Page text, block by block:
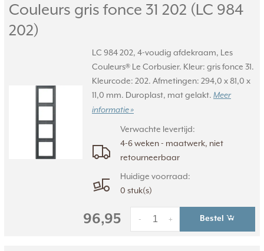
Couleurs gris fonce 31 202 (LC 984
202)
LC 984 202, 4-voudig afdekraam, Les
Couleurs® Le Corbusier. Kleur: gris fonce 31.
Kleurcode: 202. Afmetingen: 294,0 x 81,0 x
11,0 mm. Duroplast, mat gelakt. Meer
informatie »
Verwachte levertijd:
4-6 weken - maatwerk, niet
retourneerbaar
Huidige voorraad:
0 stuk(s)
96,95 +
- Bestel